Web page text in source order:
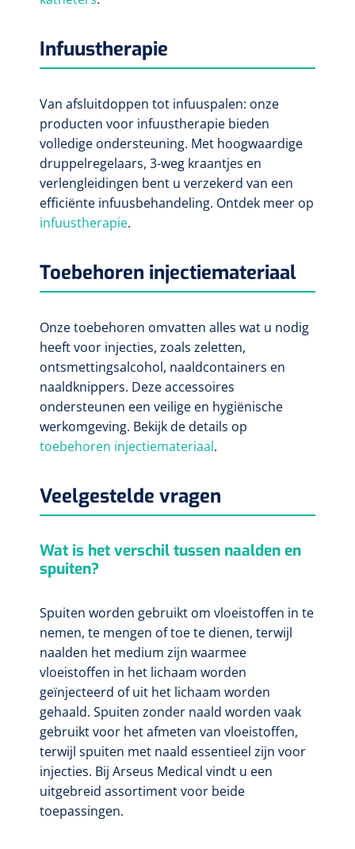
Infuustherapie
Van afsluitdoppen tot infuuspalen: onze
producten voor infuustherapie bieden
volledige ondersteuning. Met hoogwaardige
druppelregelaars, 3-weg kraantjes en
verlengleidingen bent u verzekerd van een
efficiënte infuusbehandeling. Ontdek meer op
infuustherapie.
Toebehoren injectiemateriaal
Onze toebehoren omvatten alles wat u nodig
heeft voor injecties, zoals zeletten,
ontsmettingsalcohol, naaldcontainers en
naaldknippers. Deze accessoires
ondersteunen een veilige en hygiënische
werkomgeving. Bekijk de details op
toebehoren injectiemateriaal.
Veelgestelde vragen
Wat is het verschil tussen naalden en
spuiten?
Spuiten worden gebruikt om vloeistoffen in te
nemen, te mengen of toe te dienen, terwijl
naalden het medium zijn waarmee
vloeistoffen in het lichaam worden
geïnjecteerd of uit het lichaam worden
gehaald. Spuiten zonder naald worden vaak
gebruikt voor het afmeten van vloeistoffen,
terwijl spuiten met naald essentieel zijn voor
injecties. Bij Arseus Medical vindt u een
uitgebreid assortiment voor beide
toepassingen.